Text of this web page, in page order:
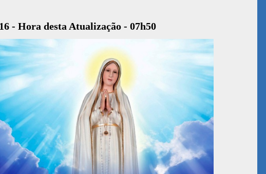
- Hora desta Atualização - 07h50